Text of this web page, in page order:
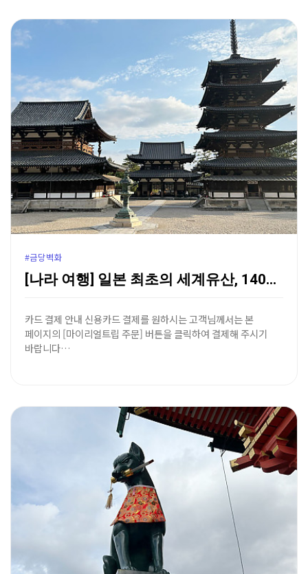
#금당벽화
[나라 여행] 일본 최초의 세계유산, 1400년의 숨결…
카드 결제 안내 신용카드 결제를 원하시는 고객님께서는 본
페이지의 [마이리얼트립 주문] 버튼을 클릭하여 결제해 주시기
바랍니다…